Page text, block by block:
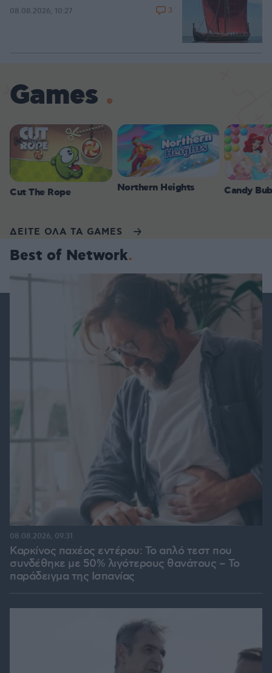
08.08.2026, 10:27 3
Games
Cut The Rope Northern Heights Candy
ΔΕΙΤΕ ΟΛΑ ΤΑ GAMES
Best of Network
Καρκίνος παχέος εντέρου: Το απλό τεστ που
συνδέθηκε με 50% λιγότερους θανάτους – Το
παράδειγμα της Ισπανίας
08.08.2026, 09:31